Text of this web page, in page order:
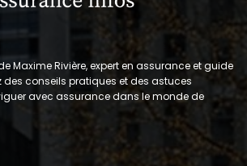
Maxime Rivière, expert en assurance et guide
des conseils pratiques et des astuces
avec assurance dans le monde de